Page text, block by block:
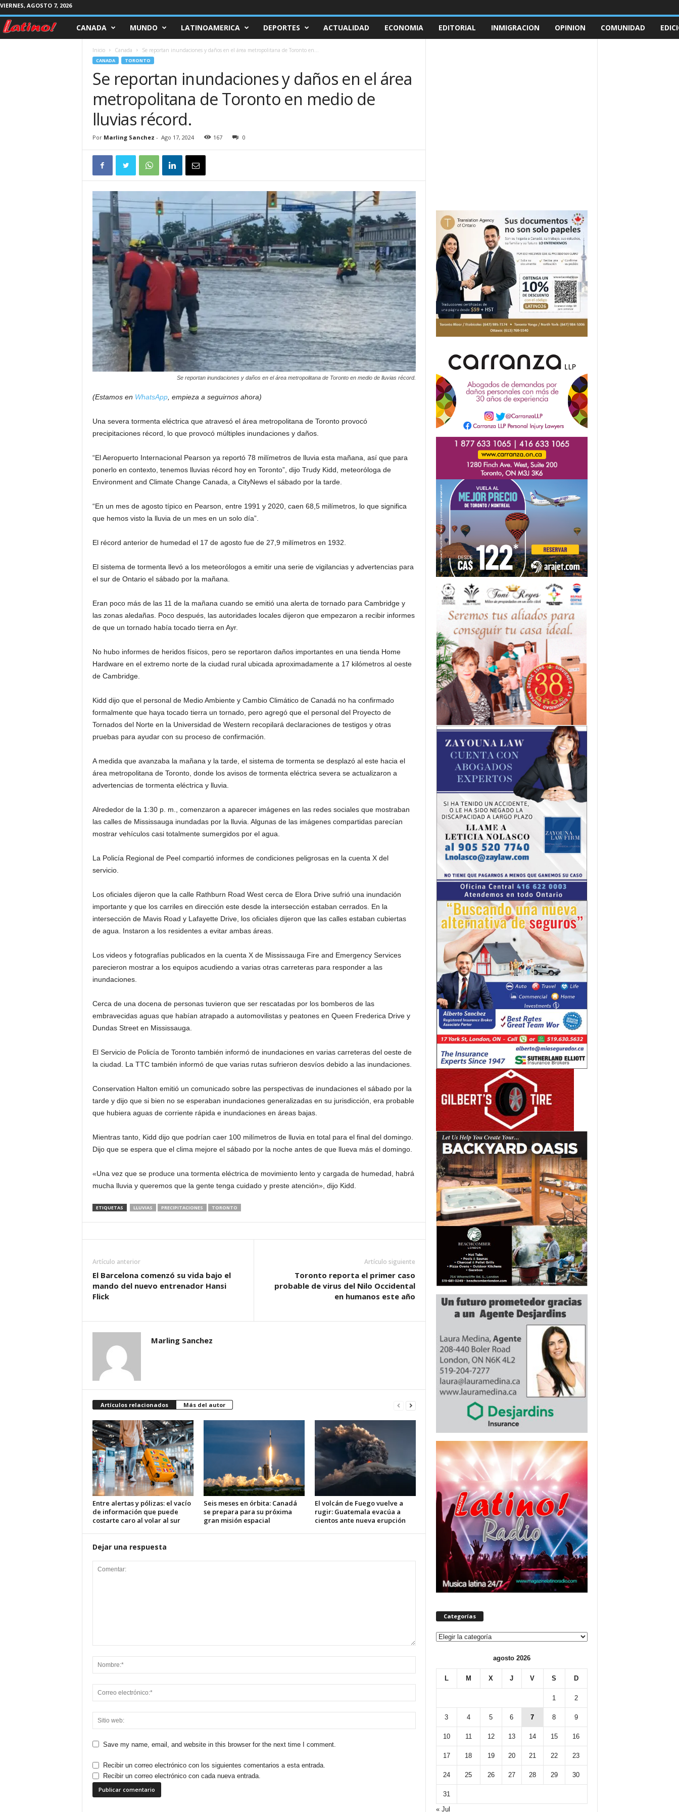
VIERNES, AGOSTO 7, 2026
CANADA MUNDO LATINOAMERICA DEPORTES ACTUALIDAD ECONOMIA EDITORIAL INMIGRACION OPINION COMUNIDAD
Inicio Canada Se reportan inundaciones y daños en el área metropolitana de Toronto en...
CANADA TORONTO
Se reportan inundaciones y daños en el área
metropolitana de Toronto en medio de
lluvias récord.
Por Marling Sanchez - Ago 17, 2024 167 0
Se reportan inundaciones y daños en el área metropolitana de Toronto en medio de lluvias récord.
(Estamos en WhatsApp, empieza a seguirnos ahora)
Una severa tormenta eléctrica que atravesó el área metropolitana de Toronto provocó
precipitaciones récord, lo que provocó múltiples inundaciones y daños.
“El Aeropuerto Internacional Pearson ya reportó 78 milímetros de lluvia esta mañana, así que para
ponerlo en contexto, tenemos lluvias récord hoy en Toronto”, dijo Trudy Kidd, meteoróloga de
Environment and Climate Change Canada, a CityNews el sábado por la tarde.
“En un mes de agosto típico en Pearson, entre 1991 y 2020, caen 68,5 milímetros, lo que significa
que hemos visto la lluvia de un mes en un solo día”.
El récord anterior de humedad el 17 de agosto fue de 27,9 milímetros en 1932.
El sistema de tormenta llevó a los meteorólogos a emitir una serie de vigilancias y advertencias para
el sur de Ontario el sábado por la mañana.
Eran poco más de las 11 de la mañana cuando se emitió una alerta de tornado para Cambridge y
las zonas aledañas. Poco después, las autoridades locales dijeron que empezaron a recibir informes
de que un tornado había tocado tierra en Ayr.
No hubo informes de heridos físicos, pero se reportaron daños importantes en una tienda Home
Hardware en el extremo norte de la ciudad rural ubicada aproximadamente a 17 kilómetros al oeste
de Cambridge.
Kidd dijo que el personal de Medio Ambiente y Cambio Climático de Canadá no ha confirmado
formalmente que haya tocado tierra un tornado, pero agregó que el personal del Proyecto de
Tornados del Norte en la Universidad de Western recopilará declaraciones de testigos y otras
pruebas para ayudar con su proceso de confirmación.
A medida que avanzaba la mañana y la tarde, el sistema de tormenta se desplazó al este hacia el
área metropolitana de Toronto, donde los avisos de tormenta eléctrica severa se actualizaron a
advertencias de tormenta eléctrica y lluvia.
Alrededor de la 1:30 p. m., comenzaron a aparecer imágenes en las redes sociales que mostraban
las calles de Mississauga inundadas por la lluvia. Algunas de las imágenes compartidas parecían
mostrar vehículos casi totalmente sumergidos por el agua.
La Policía Regional de Peel compartió informes de condiciones peligrosas en la cuenta X del
servicio.
Los oficiales dijeron que la calle Rathburn Road West cerca de Elora Drive sufrió una inundación
importante y que los carriles en dirección este desde la intersección estaban cerrados. En la
intersección de Mavis Road y Lafayette Drive, los oficiales dijeron que las calles estaban cubiertas
de agua. Instaron a los residentes a evitar ambas áreas.
Los videos y fotografías publicados en la cuenta X de Mississauga Fire and Emergency Services
parecieron mostrar a los equipos acudiendo a varias otras carreteras para responder a las
inundaciones.
Cerca de una docena de personas tuvieron que ser rescatadas por los bomberos de las
embravecidas aguas que habían atrapado a automovilistas y peatones en Queen Frederica Drive y
Dundas Street en Mississauga.
El Servicio de Policía de Toronto también informó de inundaciones en varias carreteras del oeste de
la ciudad. La TTC también informó de que varias rutas sufrieron desvíos debido a las inundaciones.
Conservation Halton emitió un comunicado sobre las perspectivas de inundaciones el sábado por la
tarde y dijo que si bien no se esperaban inundaciones generalizadas en su jurisdicción, era probable
que hubiera aguas de corriente rápida e inundaciones en áreas bajas.
Mientras tanto, Kidd dijo que podrían caer 100 milímetros de lluvia en total para el final del domingo.
Dijo que se espera que el clima mejore el sábado por la noche antes de que llueva más el domingo.
«Una vez que se produce una tormenta eléctrica de movimiento lento y cargada de humedad, habrá
mucha lluvia y queremos que la gente tenga cuidado y preste atención», dijo Kidd.
ETIQUETAS LLUVIAS PRECIPITACIONES TORONTO
Artículo anterior
El Barcelona comenzó su vida bajo el
mando del nuevo entrenador Hansi
Flick
Artículo siguiente
Toronto reporta el primer caso
probable de virus del Nilo Occidental
en humanos este año
Marling Sanchez
Artículos relacionados Más del autor
Entre alertas y pólizas: el vacío
de información que puede
costarte caro al volar al sur
Seis meses en órbita: Canadá
se prepara para su próxima
gran misión espacial
El volcán de Fuego vuelve a
rugir: Guatemala evacúa a
cientos ante nueva erupción
Dejar una respuesta
Save my name, email, and website in this browser for the next time I comment.
Recibir un correo electrónico con los siguientes comentarios a esta entrada.
Recibir un correo electrónico con cada nueva entrada.
Categorías
Categorías
agosto 2026
L M X J V S D
1 2
3 4 5 6 7 8 9
10 11 12 13 14 15 16
17 18 19 20 21 22 23
24 25 26 27 28 29 30
31
« Jul